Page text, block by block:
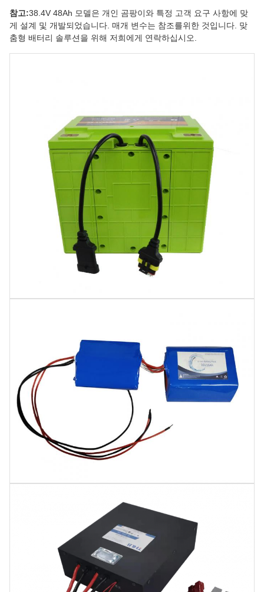
참고:38.4V 48Ah 모델은 개인 곰팡이와 특정 고객 요구 사항에 맞
게 설계 및 개발되었습니다. 매개 변수는 참조를위한 것입니다. 맞
춤형 배터리 솔루션을 위해 저희에게 연락하십시오.